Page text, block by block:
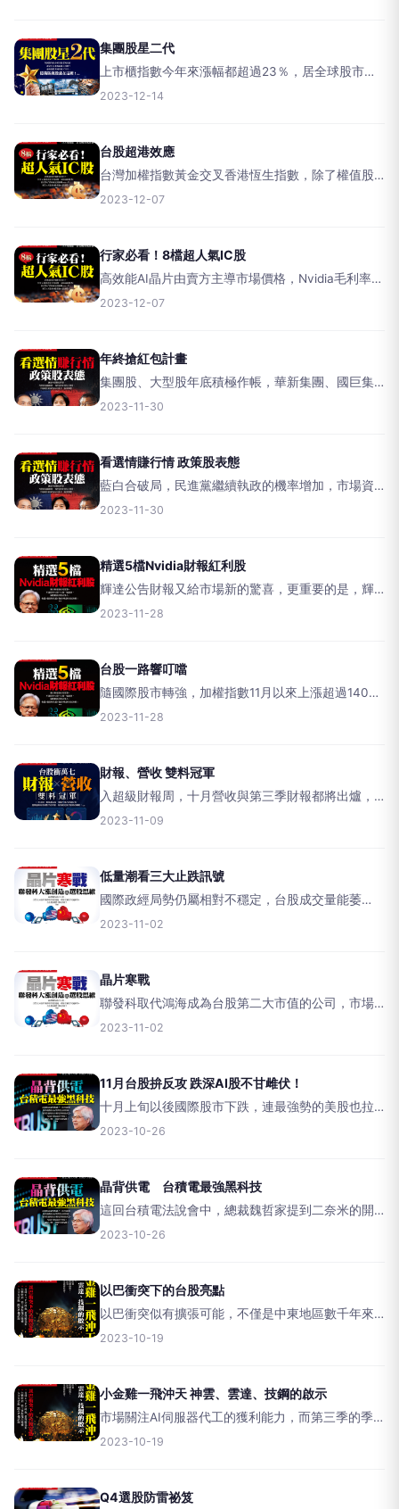
束，國際多個主要股
集團股星二代
上市櫃指數今年來漲幅都超過23％，居全球股市前
茅，電子集團股各自振奮，總市值提升，台積電、
來年元月行情鋪路。【
2023-12-14
台股超港效應
台灣加權指數黃金交叉香港恆生指數，除了權值股
所屬產業前景差異之外，也顯示經濟消長變化及國
述。【文／黃俊超】縱
2023-12-07
行家必看！8檔超人氣IC股
高效能AI晶片由賣方主導市場價格，Nvidia毛利率成
長率高於營收成長率，ARM從手機IP到伺服器用IP
2023-12-07
年終搶紅包計畫
集團股、大型股年底積極作帳，華新集團、國巨集
團都見著墨痕跡，傳產及金融股也悄悄上漲，台股
漲機率最高或次高月
2023-11-30
看選情賺行情 政策股表態
藍白合破局，民進黨繼續執政的機率增加，市場資
金持續聚焦在目前執政黨積極推動的再生能源、重
選人名單，而從目前
2023-11-30
精選5檔Nvidia財報紅利股
輝達公告財報又給市場新的驚喜，更重要的是，輝
達不但端出更高的展望，又加上近期微軟、英特
【文／吳旻蓁】
2023-11-28
台股一路響叮噹
隨國際股市轉強，加權指數11月以來上漲超過1400
點，技術型態轉為有利多方，選股邏輯主軸為展望
國十月ＣＰＩ
2023-11-28
財報、營收 雙料冠軍
入超級財報周，十月營收與第三季財報都將出爐，
搭配法說會如火如荼進行，營運佳、展望看俏的公
破五％後，空單回補
2023-11-09
低量潮看三大止跌訊號
國際政經局勢仍屬相對不穩定，台股成交量能萎
縮，加權指數一度跌破萬六關卡，止跌回穩關鍵除
有驚喜也有驚嚇，如A
2023-11-02
晶片寒戰
聯發科取代鴻海成為台股第二大市值的公司，市場
解讀這是美中晶片戰爭下的另類受惠者，關鍵當然
蓁】近年，美國對
2023-11-02
11月台股拚反攻 跌深AI股不甘雌伏！
十月上旬以後國際股市下跌，連最強勢的美股也拉
回，惟過去十年美股十一月科技指數幾乎月線都收
預警的開戰，死傷慘重
2023-10-26
晶背供電 台積電最強黑科技
這回台積電法說會中，總裁魏哲家提到二奈米的開
發進度，並簡單提到「晶背供電」技術，這個外界
上除了提及三奈米製程
2023-10-26
以巴衝突下的台股亮點
以巴衝突似有擴張可能，不僅是中東地區數千年來
的積怨，也依舊是大國角力戰場。國際股市近期維
／黃俊超】俄羅斯入侵
2023-10-19
小金雞一飛沖天 神雲、雲達、技鋼的啟示
市場關注AI伺服器代工的獲利能力，而第三季的季
報正好可以把這些藏在母公司底下的AI小金雞，完
鉤的族群或個股
2023-10-19
Q4選股防雷祕笈